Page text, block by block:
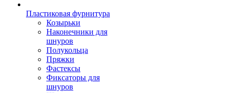
Пластиковая фурнитура
Козырьки
Наконечники для
шнуров
Полукольца
Пряжки
Фастексы
Фиксаторы для
шнуров